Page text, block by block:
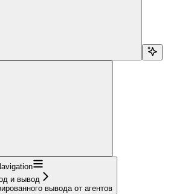
и вывод
вывода от агентов